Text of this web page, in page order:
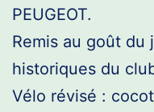
PEUGEOT.
Remis au goût du
historiques du
Vélo révisé :